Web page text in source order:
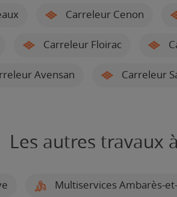
Carreleur Cenon
Carreleur Floirac
Avensan Carreleur
Les autres travaux
Multiservices Ambarès-